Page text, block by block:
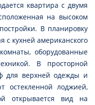
квартира с двумя
на высоком
В планировку
с кухней американского
оборудованные
В просторной
для верхней одежды и
остекленной лоджией,
открывается вид на